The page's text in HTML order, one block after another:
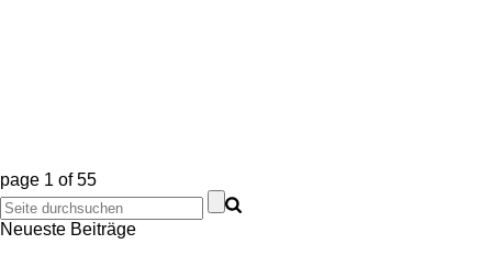
page 1 of55
Neueste Beiträge